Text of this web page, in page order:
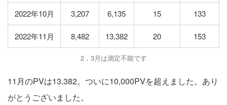
2022年10月 3,207 6,135 15 133
2022年11月 8,482 13,382 20 153
2，3月は測定不能です
11月のPVは13,382。ついに10,000PVを超えました。あり
がとうございました。